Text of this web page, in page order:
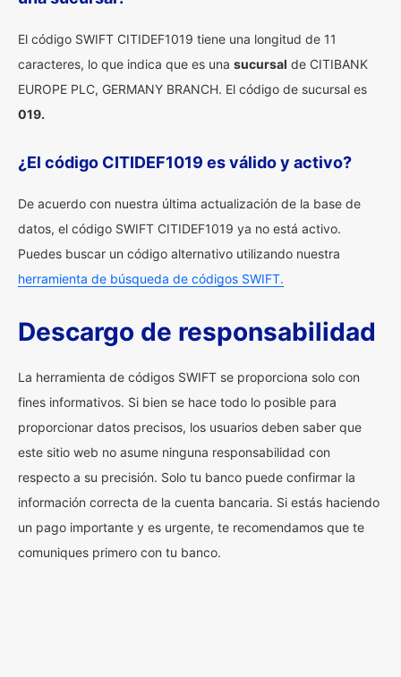
El código SWIFT CITIDEF1019 tiene una longitud de 11
caracteres, lo que indica que es una sucursal de CITIBANK
EUROPE PLC, GERMANY BRANCH. El código de sucursal es
019.
¿El código CITIDEF1019 es válido y activo?
De acuerdo con nuestra última actualización de la base de
datos, el código SWIFT CITIDEF1019 ya no está activo.
Puedes buscar un código alternativo utilizando nuestra
herramienta de búsqueda de códigos SWIFT.
Descargo de responsabilidad
La herramienta de códigos SWIFT se proporciona solo con
fines informativos. Si bien se hace todo lo posible para
proporcionar datos precisos, los usuarios deben saber que
este sitio web no asume ninguna responsabilidad con
respecto a su precisión. Solo tu banco puede confirmar la
información correcta de la cuenta bancaria. Si estás haciendo
un pago importante y es urgente, te recomendamos que te
comuniques primero con tu banco.